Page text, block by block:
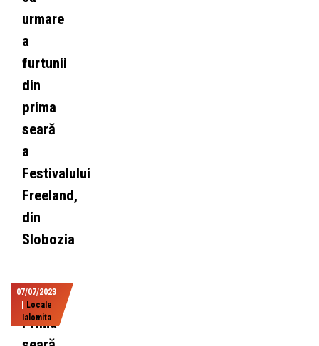
urmare
a
furtunii
din
prima
seară
a
Festivalului
Freeland,
din
Slobozia
07/07/2023
Locale
Ialomita
Prima